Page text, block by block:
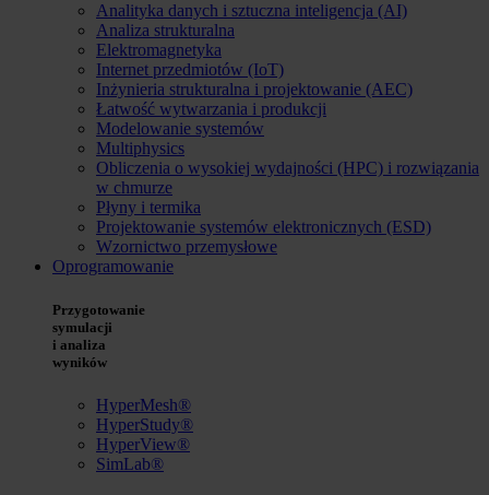
Analityka danych i sztuczna inteligencja (AI)
Analiza strukturalna
Elektromagnetyka
Internet przedmiotów (IoT)
Inżynieria strukturalna i projektowanie (AEC)
Łatwość wytwarzania i produkcji
Modelowanie systemów
Multiphysics
Obliczenia o wysokiej wydajności (HPC) i rozwiązania
w chmurze
Płyny i termika
Projektowanie systemów elektronicznych (ESD)
Wzornictwo przemysłowe
Oprogramowanie
Przygotowanie
symulacji
i analiza
wyników
HyperMesh®
HyperStudy®
HyperView®
SimLab®